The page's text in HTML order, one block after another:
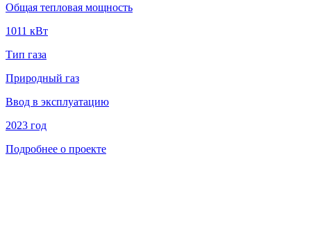
Общая тепловая мощность
1011 кВт
Тип газа
Природный газ
Ввод в эксплуатацию
2023 год
Подробнее о проекте